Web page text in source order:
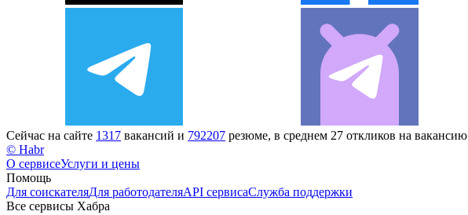
Сейчас на сайте 1317 вакансий и 792207 резюме, в среднем 27 откликов на вакансию
© Habr
О сервисеУслуги и цены
Помощь
Для соискателяДля работодателяAPI сервисаСлужба поддержки
Все сервисы Хабра